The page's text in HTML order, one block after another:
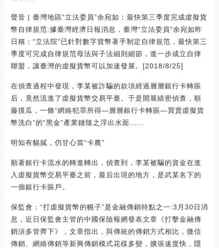
聲音 | 臺灣地區“立法委員”余宛如：最快第三季度完成虛擬貨
幣自律規范:據臺灣經濟日報消息，臺灣“立法委員”余宛如昨
日稱：“立法院”已針對數字貨幣著手制定自律規范，最快第三
季度可完成自律規范母法與子法細則細節，進一步成立自律
聯盟，讓臺灣的虛擬貨幣可以加速發展。[2018/8/25]
在偵查過程中發現，李某被詐騙的款項經過層層銀行卡轉賬
后，竟然流進了虛擬貨幣交易平臺。于是開展縝密偵查，順
藤摸瓜，一條“網絡犯罪所得—層層銀行卡轉賬—買賣虛擬貨
幣洗白”的“黑金”產業鏈隨之浮出水面……
明知有貓膩，仍甘心當“卡農”
順著銀行卡流水的轉進轉出，偵查到，李某被騙的資金在進
入虛擬貨幣交易平臺之前，最后出現的地方，是武某名下的
一個銀行卡賬戶。
保監會：“打虛擬貨幣的幌子”是金融傳銷特點之一:3月30日消
息，近日保監會主管的中國保險報網發表文章《打擊金融傳
銷須多管齊下》，文章指出，與傳統的傳銷方式相比，微信
傳銷、網絡傳銷等新興傳銷模式花樣多變，擴張速度快，隱